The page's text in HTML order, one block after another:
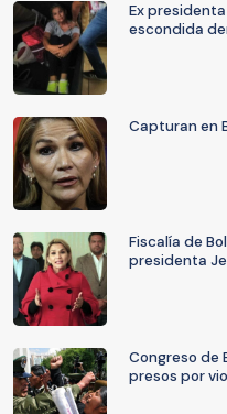
Ex
escondida
Capturan en
Fiscalía de
presidenta
Congreso de
presos por